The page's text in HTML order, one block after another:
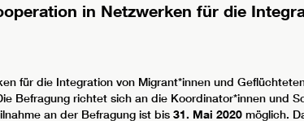
in Netzwerken für die
für die Integration von Migrant*innen und
Befragung richtet sich an die Koordinator*innen und
an der Befragung ist bis 31. Mai 2020 möglich.